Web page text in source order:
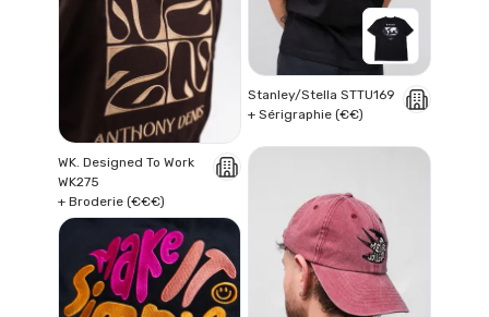
Stanley/Stella STTU169
+ Sérigraphie (€€)
WK. Designed To Work
WK275
+ Broderie (€€€)